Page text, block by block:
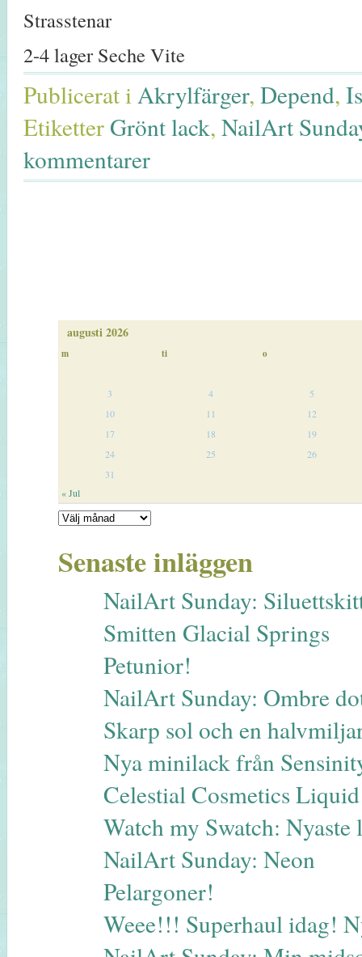
Strasstenar
2-4 lager Seche Vite
Publicerat iAkrylfärger, Depend,
Etiketter Grönt lack, NailArt
kommentarer
augusti 2026
m ti o
« Jul
3 4
5
10
11
12
17
18
19
24
25
26
31
Senaste inläggen
NailArt Sunday:
Smitten Glacial Springs
Petunior!
NailArt Sunday: Ombre
Skarp sol och en
Nya minilack från
Celestial Cosmetics
Watch my Swatch: Nyaste
NailArt Sunday: Neon
Pelargoner!
Weee!!! Superhaul idag!